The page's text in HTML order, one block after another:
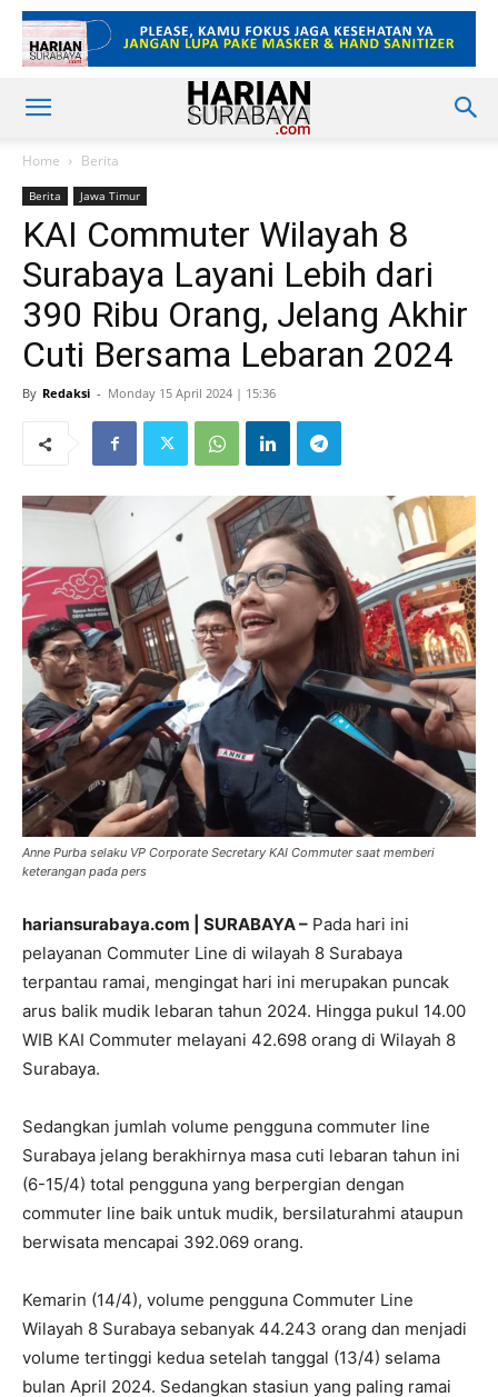
Home Berita
Berita Jawa Timur
KAI Commuter Wilayah 8
Surabaya Layani Lebih dari
390 Ribu Orang, Jelang Akhir
Cuti Bersama Lebaran 2024
By Redaksi - Monday 15 April 2024 | 15:36
Anne Purba selaku VP Corporate Secretary KAI Commuter saat memberi
keterangan pada pers
hariansurabaya.com | SURABAYA – Pada hari ini
pelayanan Commuter Line di wilayah 8 Surabaya
terpantau ramai, mengingat hari ini merupakan puncak
arus balik mudik lebaran tahun 2024. Hingga pukul 14.00
WIB KAI Commuter melayani 42.698 orang di Wilayah 8
Surabaya.
Sedangkan jumlah volume pengguna commuter line
Surabaya jelang berakhirnya masa cuti lebaran tahun ini
(6-15/4) total pengguna yang berpergian dengan
commuter line baik untuk mudik, bersilaturahmi ataupun
berwisata mencapai 392.069 orang.
Kemarin (14/4), volume pengguna Commuter Line
Wilayah 8 Surabaya sebanyak 44.243 orang dan menjadi
volume tertinggi kedua setelah tanggal (13/4) selama
bulan April 2024. Sedangkan stasiun yang paling ramai